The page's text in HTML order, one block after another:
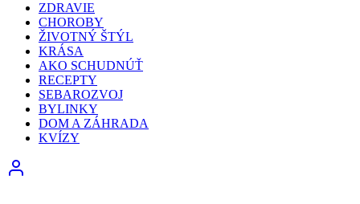
ZDRAVIE
CHOROBY
ŽIVOTNÝ ŠTÝL
KRÁSA
AKO SCHUDNÚŤ
RECEPTY
SEBAROZVOJ
BYLINKY
DOM A ZÁHRADA
KVÍZY